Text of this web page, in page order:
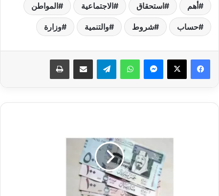
أهم استحقاق الاجتماعية المواطن
حساب شروط والتنمية وزارة
فيسبوك ‫X ماسنجر واتساب تيلقرام مشاركة عبر البريد طباعة